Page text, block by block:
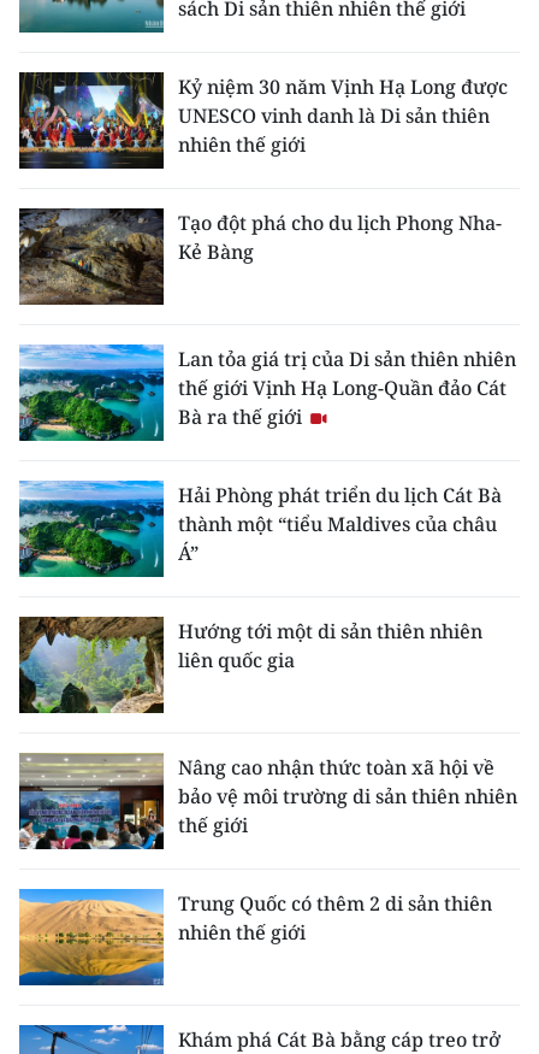
TIN MỚI
TIN ĐỊA PHƯƠNG
Trung du và miền núi phía Bắc
Bắc Trung Bộ
Duyên hải Nam Trung Bộ và Tây
Đông Nam Bộ
Đồng bằng sông Cửu Long
Chuyên trang Hà Nội
Chuyên trang TP. Hồ Chí Minh
CÁC CHUYÊN TRANG
THỜI NAY
NHÂN DÂN CUỐI TUẦN
NHÂN DÂN HẰNG THÁNG
MUA BÁO
sách Di sản thiên nhiên thế giới
Kỷ niệm 30 năm Vịnh Hạ Long được
UNESCO vinh danh là Di sản thiên
nhiên thế giới
Tạo đột phá cho du lịch Phong Nha-
Kẻ Bàng
Lan tỏa giá trị của Di sản thiên nhiên
thế giới Vịnh Hạ Long-Quần đảo Cát
Bà ra thế giới
Hải Phòng phát triển du lịch Cát Bà
thành một “tiểu Maldives của châu
Á”
Hướng tới một di sản thiên nhiên
liên quốc gia
Nâng cao nhận thức toàn xã hội về
bảo vệ môi trường di sản thiên nhiên
thế giới
Trung Quốc có thêm 2 di sản thiên
nhiên thế giới
Khám phá Cát Bà bằng cáp treo trở